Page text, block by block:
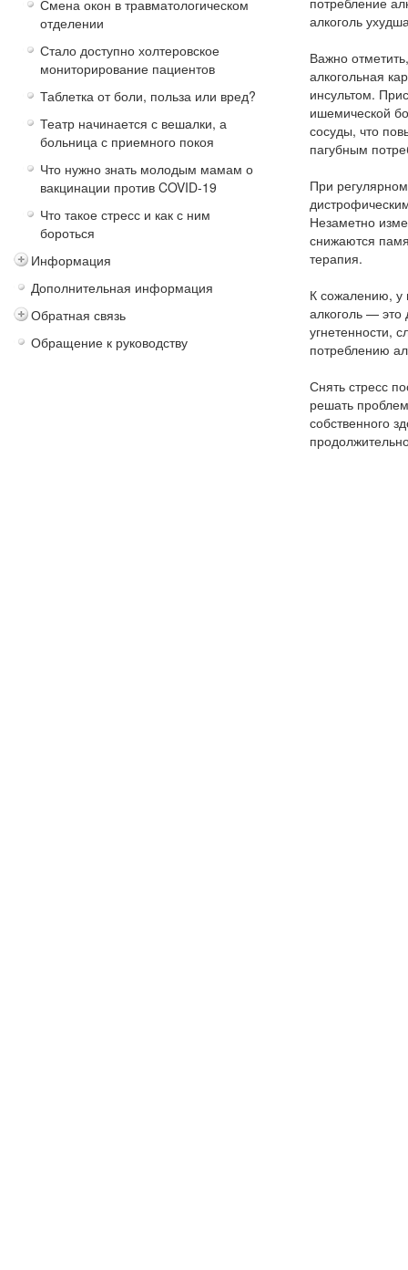
Смена окон в травматологическом
отделении
Стало доступно холтеровское
мониторирование пациентов
Таблетка от боли, польза или вред?
Театр начинается с вешалки, а
больница с приемного покоя
Что нужно знать молодым мамам о
вакцинации против COVID-19
Что такое стресс и как с ним
бороться
Информация
Дополнительная информация
Обратная связь
Обращение к руководству
алкоголь
Важно
алкогольная
инсультом.
ишемической
сосуды, что
пагубным
При
Незаметно
снижаются
терапия.
К сожалению, у
алкоголь — это
угнетенности,
потреблению
Снять стресс
решать
собственного